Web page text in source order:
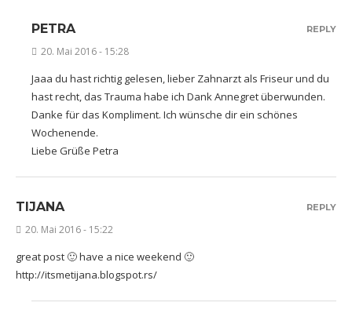
PETRA
20. Mai 2016 - 15:28
Jaaa du hast richtig gelesen, lieber Zahnarzt als Friseur und du
hast recht, das Trauma habe ich Dank Annegret überwunden.
Danke für das Kompliment. Ich wünsche dir ein schönes
Wochenende.
Liebe Grüße Petra
REPLY
TIJANA
20. Mai 2016 - 15:22
great post 🙂 have a nice weekend 🙂
http://itsmetijana.blogspot.rs/
REPLY